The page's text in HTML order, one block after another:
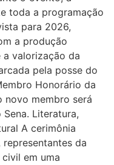
toda a programação
para 2026,
a produção
valorização da
pela posse do
Honorário da
novo membro será
Literatura,
A cerimônia
da
em uma